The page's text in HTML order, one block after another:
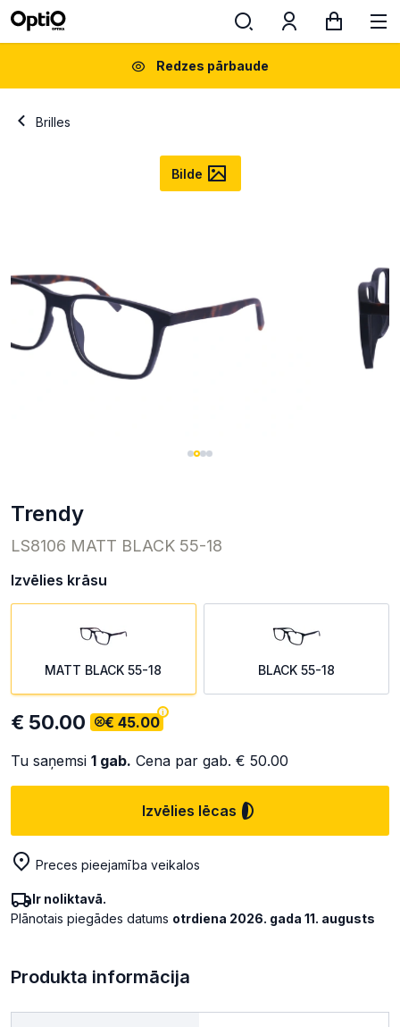
Redzes pārbaude
Brilles
Bilde
trendy
LS8106 MATT BLACK 55-18
Izvēlies krāsu
MATT BLACK 55-18 BLACK 55-18
€ 50.00 € 45.00
Tu saņemsi 1 gab. Cena par gab. € 50.00
Izvēlies lēcas
Preces pieejamība veikalos
Ir noliktavā.
Plānotais piegādes datums otrdiena 2026. gada 11. augusts
Produkta informācija